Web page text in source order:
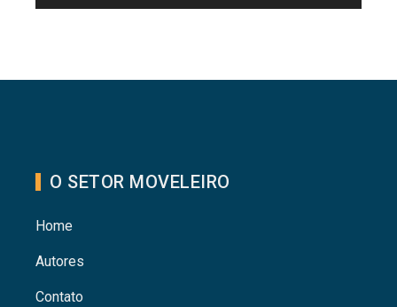
O SETOR MOVELEIRO
Home
Autores
Contato